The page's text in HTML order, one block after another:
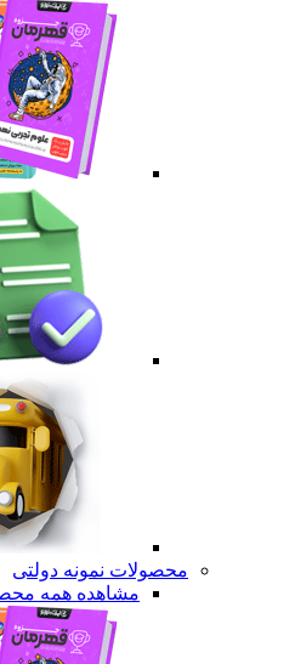
محصولات نمونه دولتی
مشاهده همه